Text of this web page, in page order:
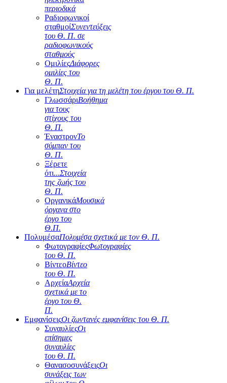
περιοδικά
Ραδιοφωνικοί
σταθμοίΣυνεντεύξεις
του Θ. Π. σε
ραδιοφωνικούς
σταθμούς
ΟμιλίεςΔιάφορες
ομιλίες του
Θ. Π.
Για μελέτηΣτοιχεία για τη μελέτη του έργου του Θ. Π.
ΓλωσσάριΒοήθημα
για τους
στίχους του
Θ. Π.
ΈναστρονΤο
σύμπαν του
Θ. Π.
Ξέρετε
ότι...Στοιχεία
της ζωής του
Θ. Π.
ΟργανικάΜουσικά
όργανα στο
έργο του
Θ.Π.
ΠολυμέσαΠολυμέσα σχετικά με τον Θ. Π.
ΦωτογραφίεςΦωτογραφίες
του Θ. Π.
ΒίντεοΒίντεο
του Θ. Π.
ΑρχείαΑρχεία
σχετικά με το
έργο του Θ.
Π.
ΕμφανίσειςΟι ζωντανές εμφανίσεις του Θ. Π.
ΣυναυλίεςΟι
επίσημες
συναυλίες
του Θ. Π.
ΘανασοσυνάξειςΟι
συνάξεις των